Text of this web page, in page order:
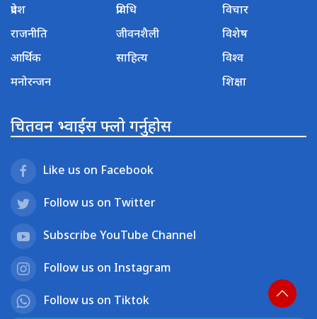
प्रदेश
राजनीति
आर्थिक
मनोरन्जन
प्रविधि
जीवनशैली
साहित्य
विचार
विशेष
विश्व
शिक्षा
चितवन भ्वाईस फ्लो गर्नुहोस
Like us on Facebook
Follow us on Twitter
Subscribe YouTube Channel
Follow us on Instagram
Follow us on Tiktok